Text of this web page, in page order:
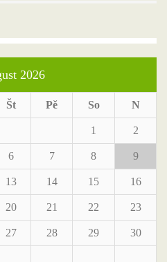
2026
Št Pě So N
1 2
6 7 8 9
13 14 15 16
20 21 22 23
27 28 29 30